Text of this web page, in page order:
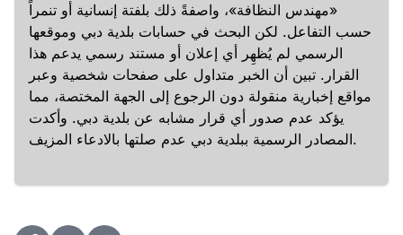
«مهندس النظافة»، واصفةً ذلك بلفتة إنسانية أو تنمراً
حسب التفاعل. لكن البحث في حسابات بلدية دبي وموقعها
الرسمي لم يُظهِر أي إعلان أو مستند رسمي يدعم هذا
القرار. تبين أن الخبر متداول على صفحات شخصية وعبر
مواقع إخبارية منقولة دون الرجوع إلى الجهة المختصة، مما
يؤكد عدم صدور أي قرار مشابه عن بلدية دبي. وأكدت
المصادر الرسمية ببلدية دبي عدم صلتها بالادعاء المزيف.